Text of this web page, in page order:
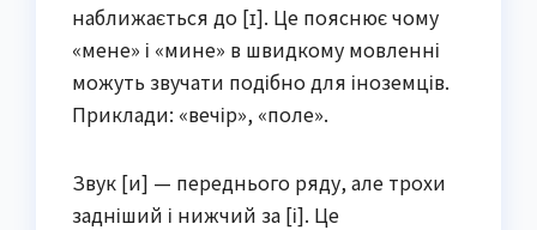
наближається до [ɪ]. Це пояснює чому
«мене» і «мине» в швидкому мовленні
можуть звучати подібно для іноземців.
Приклади: «вечір», «поле».
Звук [и] — переднього ряду, але трохи
задніший і нижчий за [і]. Це